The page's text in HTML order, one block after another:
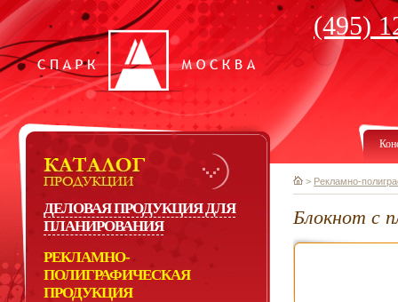
(495)
ДЕЛОВАЯ ПРОДУКЦИЯ ДЛЯ
ПЛАНИРОВАНИЯ
РЕКЛАМНО-
ПОЛИГРАФИЧЕСКАЯ
ПРОДУКЦИЯ
> Рекламно-
Блокнот с